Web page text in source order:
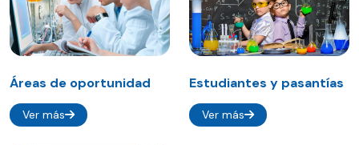
Áreas de oportunidad
Ver más
Estudiantes y pasantías
Ver más